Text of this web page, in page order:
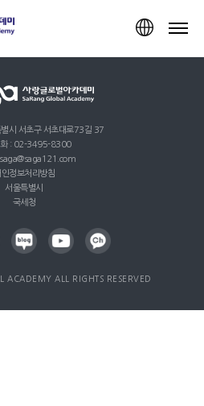
TOP
시 서초구 서초대로73길 37
화 : 02-3495-8300
인정보처리방침
서울특별시
국세청
ALL RIGHTS RESERVED